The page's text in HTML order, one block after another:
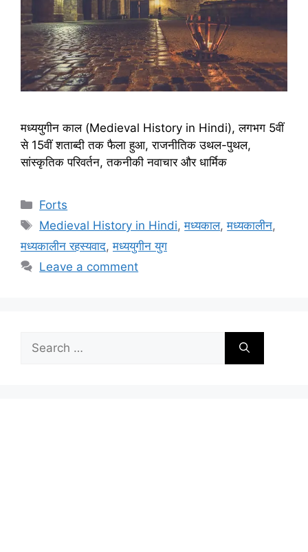
मध्ययुगीन काल (Medieval History in Hindi), लगभग 5वीं
से 15वीं शताब्दी तक फैला हुआ, राजनीतिक उथल-पुथल,
सांस्कृतिक परिवर्तन, तकनीकी नवाचार और धार्मिक
Categories
Forts
Tags
Medieval History in Hindi,मध्यकाल,मध्यकालीन,
मध्यकालीन रहस्यवाद,मध्ययुगीन युग
Leave a comment
for: